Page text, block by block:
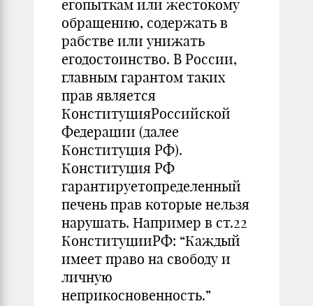
егопыткам или жестокому
обращению, содержать в
рабстве или унижать
егодостоинство. В России,
главным гарантом таких
прав является
КонституцияРоссийской
Федерации (далее
Конституция РФ).
Конституция РФ
гарантируетопределенный
печень прав которые нельзя
нарушать. Например в ст.22
КонституцииРФ: “Каждый
имеет право на свободу и
личную
неприкосновенность.”